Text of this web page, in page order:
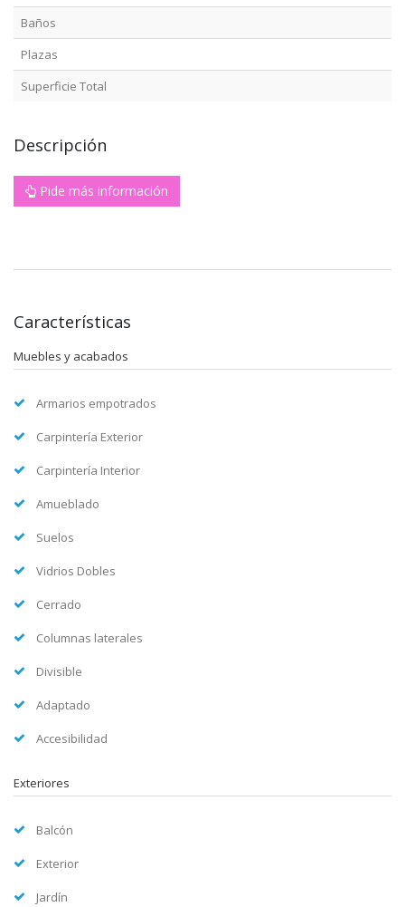
Baños
Plazas
Superficie Total
Descripción
Pide más información
Características
Muebles y acabados
Armarios empotrados
Carpintería Exterior
Carpintería Interior
Amueblado
Suelos
Vidrios Dobles
Cerrado
Columnas laterales
Divisible
Adaptado
Accesibilidad
Exteriores
Balcón
Exterior
Jardín